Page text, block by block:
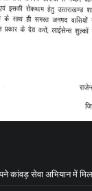
कांवड़ सेवा अभियान में